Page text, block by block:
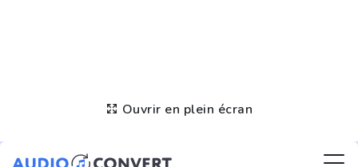
Ouvrir en plein écran